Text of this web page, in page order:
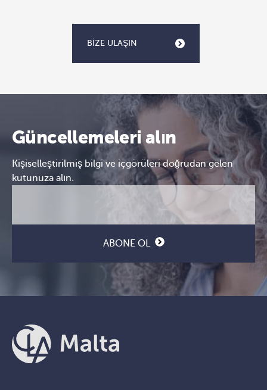
BIZE ULAŞIN
Güncellemeleri alın
Kişiselleştirilmiş bilgi ve içgörüleri doğrudan gelen
kutunuza alın.
ABONE OL